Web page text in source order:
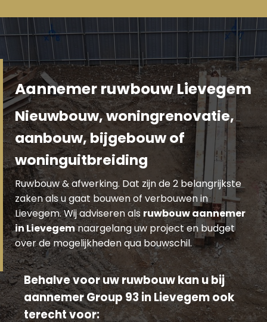
Aannemer ruwbouw Lievegem
Nieuwbouw, woningrenovatie,
aanbouw, bijgebouw of
woninguitbreiding
Ruwbouw & afwerking. Dat zijn de 2 belangrijkste
zaken als u gaat bouwen of verbouwen in
Lievegem. Wij adviseren alsruwbouw aannemer
in Lievegemnaargelang uw project en budget
over de mogelijkheden qua bouwschil.
Behalve voor uw ruwbouw kan u bij
aannemer Group 93 in Lievegem ook
terecht voor: